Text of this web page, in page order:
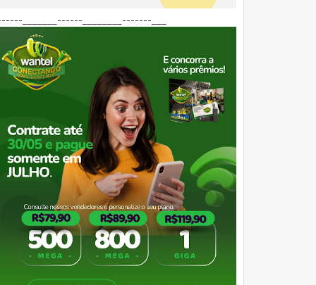
_______------________-------___